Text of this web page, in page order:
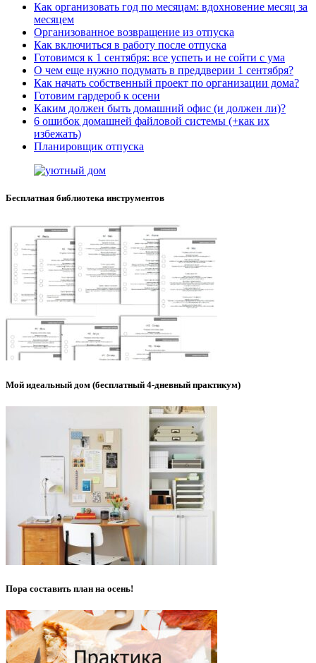
Как организовать год по месяцам: вдохновение месяц за
месяцем
Организованное возвращение из отпуска
Как включиться в работу после отпуска
Готовимся к 1 сентября: все успеть и не сойти с ума
О чем еще нужно подумать в преддверии 1 сентября?
Как начать собственный проект по организации дома?
Готовим гардероб к осени
Каким должен быть домашний офис (и должен ли)?
6 ошибок домашней файловой системы (+как их
избежать)
Планировщик отпуска
Бесплатная библиотека инструментов
Мой идеальный дом (бесплатный 4-дневный практикум)
Пора составить план на осень!